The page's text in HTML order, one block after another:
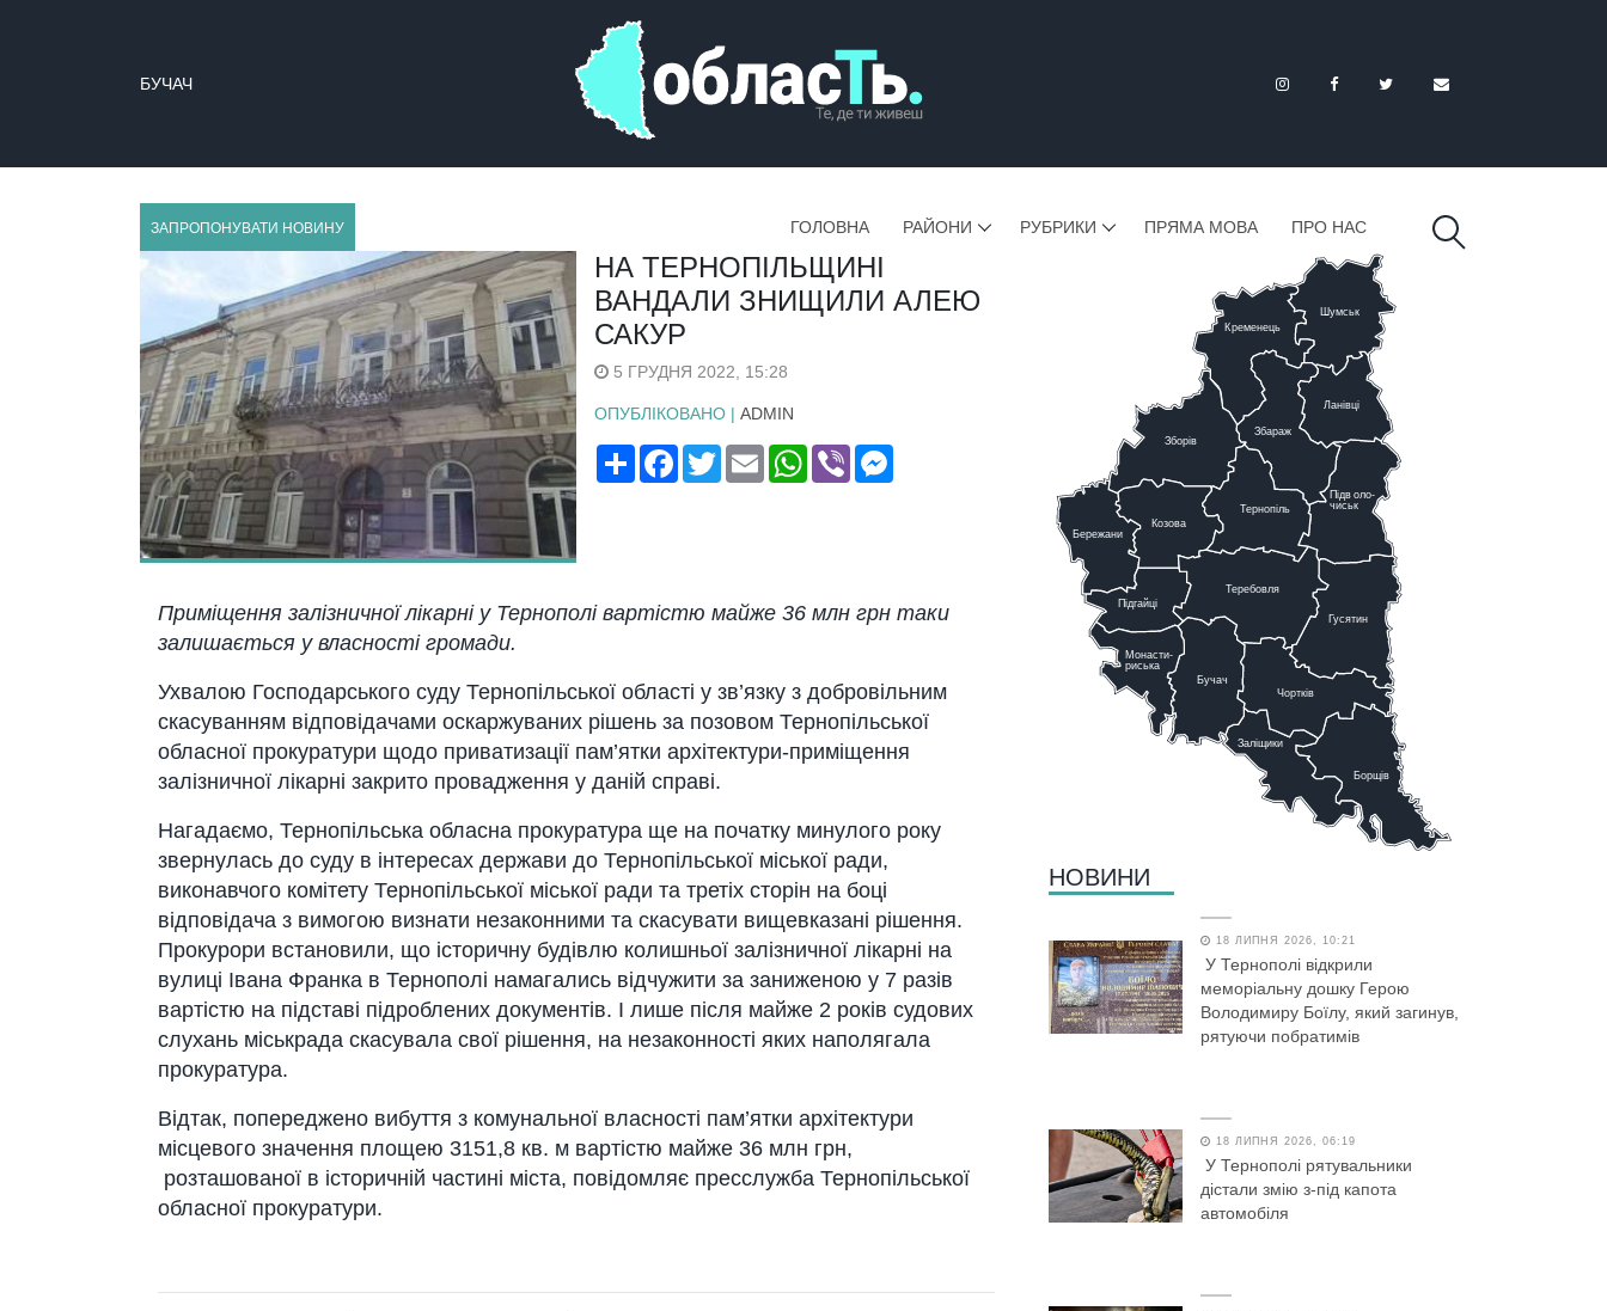
ГУСЯТИН
ЗАПРОПОНУВАТИ НОВИНУ ГОЛОВНА РАЙОНИ РУБРИКИ ПРЯМА МОВА ПРО НАС
НА ТЕРНОПІЛЬЩИНІ
ВАНДАЛИ ЗНИЩИЛИ АЛЕЮ
САКУР
5 ГРУДНЯ 2022, 15:28
ОПУБЛІКОВАНО | ADMIN
ПоширитиFacebook
TwitterEmail WhatsApp
Viber
Приміщення залізничної лікарні у Тернополі вартістю майже 36 млн грн таки
залишається у власності громади.
Ухвалою Господарського суду Тернопільської області у зв’язку з добровільним
скасуванням відповідачами оскаржуваних рішень за позовом Тернопільської
обласної прокуратури щодо приватизації пам’ятки архітектури-приміщення
залізничної лікарні закрито провадження у даній справі.
Нагадаємо, Тернопільська обласна прокуратура ще на початку минулого року
звернулась до суду в інтересах держави до Тернопільської міської ради,
виконавчого комітету Тернопільської міської ради та третіх сторін на боці
відповідача з вимогою визнати незаконними та скасувати вищевказані рішення.
Прокурори встановили, що історичну будівлю колишньої залізничної лікарні на
вулиці Івана Франка в Тернополі намагались відчужити за заниженою у 7 разів
вартістю на підставі підроблених документів. І лише після майже 2 років судових
слухань міськрада скасувала свої рішення, на незаконності яких наполягала
прокуратура.
Відтак, попереджено вибуття з комунальної власності пам’ятки архітектури
місцевого значення площею 3151,8 кв. м вартістю майже 36 млн грн,
розташованої в історичній частині міста, повідомляє пресслужба Тернопільської
обласної прокуратури.
Тернопіль
Теребовля
Бучач
Заліщики
Борщів
Чортків
Гусятин
Підволо-
чиськ
Ланівці
Збараж
Шумськ
Кременець
Козова
Бережани
Підгайці
Зборів
Монасти-
риська
НОВИНИ
18 ЛИПНЯ 2026, 10:21
У Тернополі відкрили
меморіальну дошку Герою
Володимиру Боїлу, який загинув,
рятуючи побратимів
18 ЛИПНЯ 2026, 06:19
У Тернополі рятувальники
дістали змію з-під капота
автомобіля